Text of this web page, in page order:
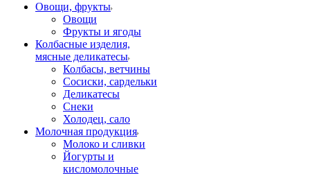
Овощи, фрукты
Овощи
Фрукты и ягоды
Колбасные изделия,
мясные деликатесы
Колбасы, ветчины
Сосиски, сардельки
Деликатесы
Снеки
Холодец, сало
Молочная продукция
Молоко и сливки
Йогурты и
кисломолочные